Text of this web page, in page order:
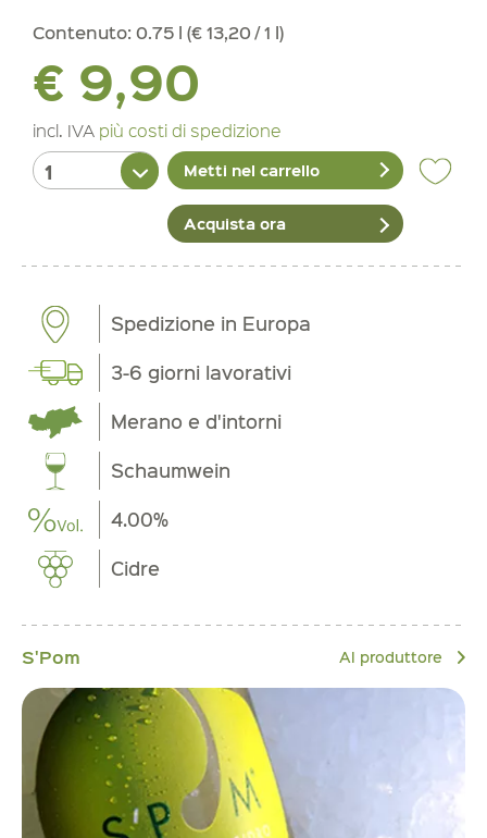
Contenuto: 0.75 l (€ 13,20 / 1 l)
€ 9,90
incl. IVA più costi di spedizione
Metti nel carrello
Acquista ora
Spedizione in Europa
3-6 giorni lavorativi
Merano e d'intorni
Schaumwein
4.00%
Cidre
S'Pom Al produttore